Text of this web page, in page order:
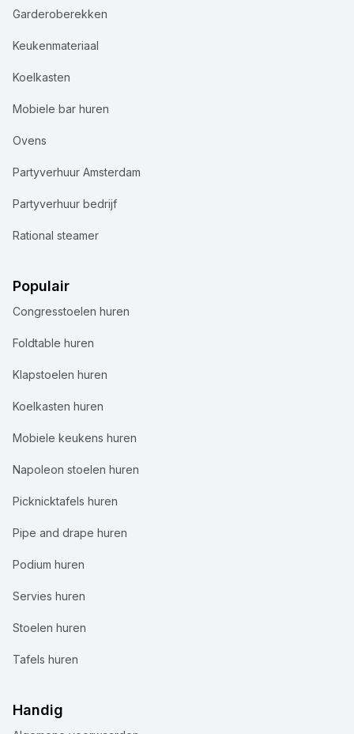
Garderoberekken
Keukenmateriaal
Koelkasten
Mobiele bar huren
Ovens
Partyverhuur Amsterdam
Partyverhuur bedrijf
Rational steamer
Populair
Congresstoelen huren
Foldtable huren
Klapstoelen huren
Koelkasten huren
Mobiele keukens huren
Napoleon stoelen huren
Picknicktafels huren
Pipe and drape huren
Podium huren
Servies huren
Stoelen huren
Tafels huren
Handig